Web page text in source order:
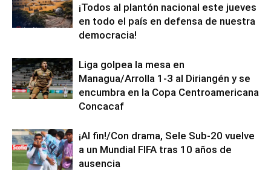
¡Todos al plantón nacional este jueves
en todo el país en defensa de nuestra
democracia!
Liga golpea la mesa en
Managua/Arrolla 1-3 al Diriangén y se
encumbra en la Copa Centroamericana
Concacaf
¡Al fin!/Con drama, Sele Sub-20 vuelve
a un Mundial FIFA tras 10 años de
ausencia